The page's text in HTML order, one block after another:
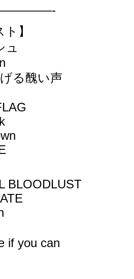
】
ュ
る醜い声
BLOODLUST
if you can